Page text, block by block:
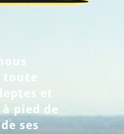
toute
et
pied de
ses